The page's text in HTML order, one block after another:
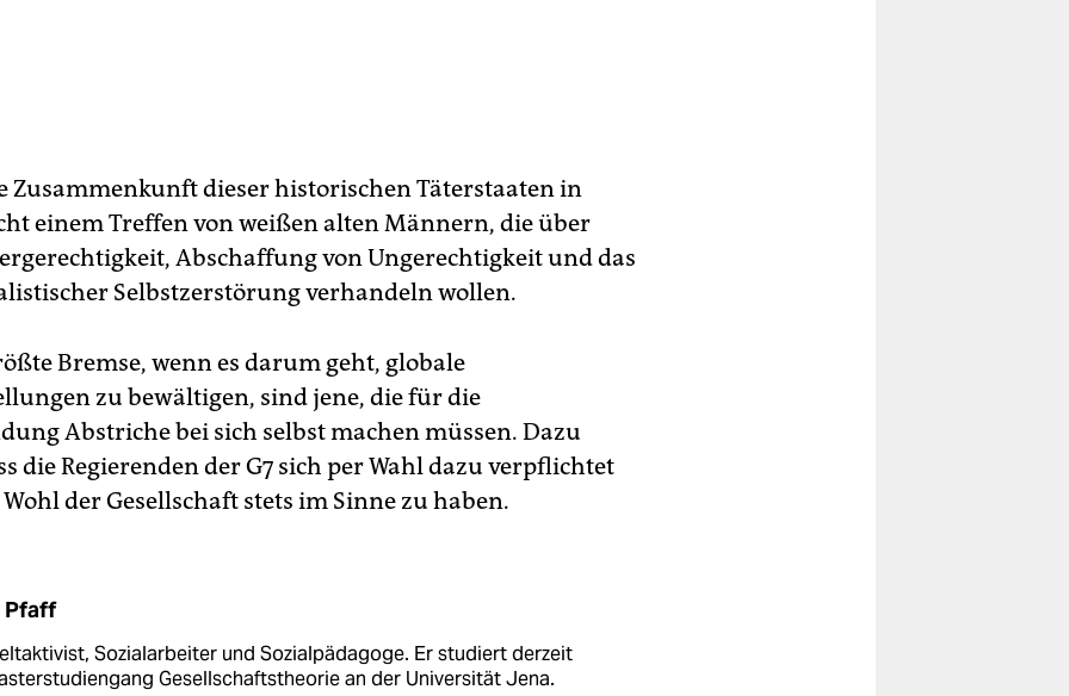
Zusammenkunft dieser historischen Täterstaaten in
einem Treffen von weißen alten Männern, die über
Abschaffung von Ungerechtigkeit und das
Selbstzerstörung verhandeln wollen.
Bremse, wenn es darum geht, globale
zu bewältigen, sind jene, die für die
Abstriche bei sich selbst machen müssen. Dazu
die Regierenden der G7 sich per Wahl dazu verpflichtet
der Gesellschaft stets im Sinne zu haben.
Pfaff
Sozialarbeiter und Sozial­pädagoge. Er studiert derzeit
Gesellschaftstheorie an der Universität Jena.